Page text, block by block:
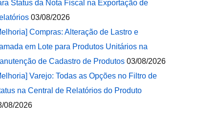
Status da Nota Fiscal na Exportação de
03/08/2026
Compras: Alteração de Lastro e
em Lote para Produtos Unitários na
de Cadastro de Produtos 03/08/2026
Varejo: Todas as Opções no Filtro de
na Central de Relatórios do Produto
08/2026